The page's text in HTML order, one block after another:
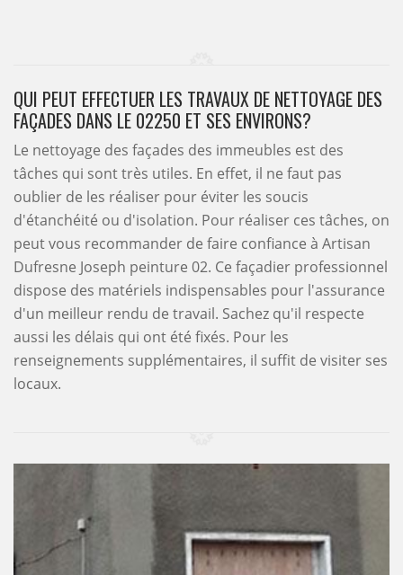
QUI PEUT EFFECTUER LES TRAVAUX DE NETTOYAGE DES
FAÇADES DANS LE 02250 ET SES ENVIRONS?
Le nettoyage des façades des immeubles est des
tâches qui sont très utiles. En effet, il ne faut pas
oublier de les réaliser pour éviter les soucis
d'étanchéité ou d'isolation. Pour réaliser ces tâches, on
peut vous recommander de faire confiance à Artisan
Dufresne Joseph peinture 02. Ce façadier professionnel
dispose des matériels indispensables pour l'assurance
d'un meilleur rendu de travail. Sachez qu'il respecte
aussi les délais qui ont été fixés. Pour les
renseignements supplémentaires, il suffit de visiter ses
locaux.